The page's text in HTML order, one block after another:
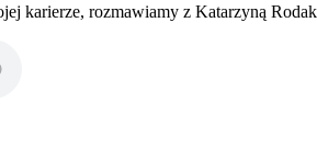
karierze, rozmawiamy z Katarzyną